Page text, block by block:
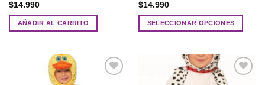
$14.990
AÑADIR AL CARRITO
$14.990
SELECCIONAR OPCIONES